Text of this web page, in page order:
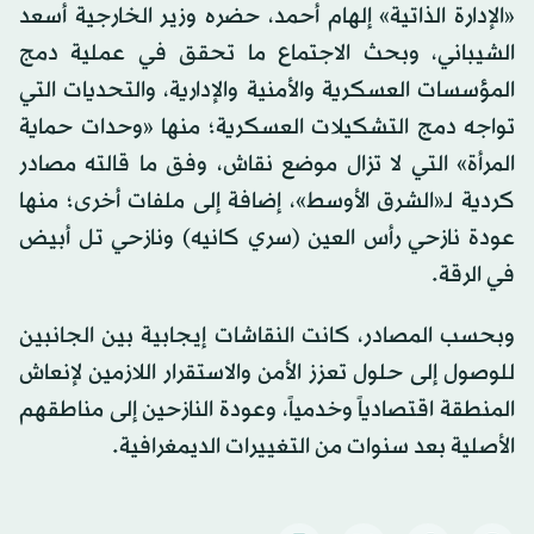
«الإدارة الذاتية» إلهام أحمد، حضره وزير الخارجية أسعد
الشيباني، وبحث الاجتماع ما تحقق في عملية دمج
المؤسسات العسكرية والأمنية والإدارية، والتحديات التي
تواجه دمج التشكيلات العسكرية؛ منها «وحدات حماية
المرأة» التي لا تزال موضع نقاش، وفق ما قالته مصادر
كردية لـ«الشرق الأوسط»، إضافة إلى ملفات أخرى؛ منها
عودة نازحي رأس العين (سري كانيه) ونازحي تل أبيض
في الرقة.
وبحسب المصادر، كانت النقاشات إيجابية بين الجانبين
للوصول إلى حلول تعزز الأمن والاستقرار اللازمين لإنعاش
المنطقة اقتصادياً وخدمياً، وعودة النازحين إلى مناطقهم
الأصلية بعد سنوات من التغييرات الديمغرافية.